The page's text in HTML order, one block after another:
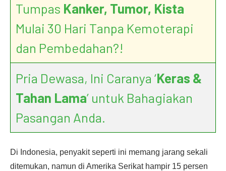
Tumpas Kanker, Tumor, Kista
Mulai 30 Hari Tanpa Kemoterapi
dan Pembedahan?!
Pria Dewasa, Ini Caranya ‘Keras &
Tahan Lama’ untuk Bahagiakan
Pasangan Anda.
Di Indonesia, penyakit seperti ini memang jarang sekali
ditemukan, namun di Amerika Serikat hampir 15 persen